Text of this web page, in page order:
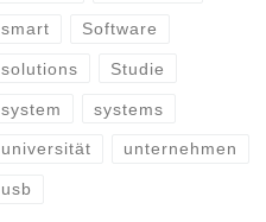
smart Software
solutions Studie
system systems
universität unternehmen
usb